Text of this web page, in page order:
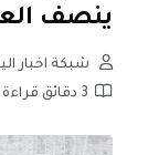
ينصف
شبكة اخبار
3 دقائق قراءة